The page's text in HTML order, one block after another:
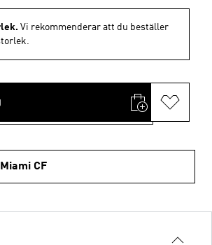
Vi rekommenderar att du beställer
CF